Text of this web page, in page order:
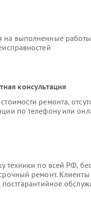
на выполненные
консультация
ремонта,
по телефону или
техники по всей РФ,
ремонт. Клиенты
постгарантийное